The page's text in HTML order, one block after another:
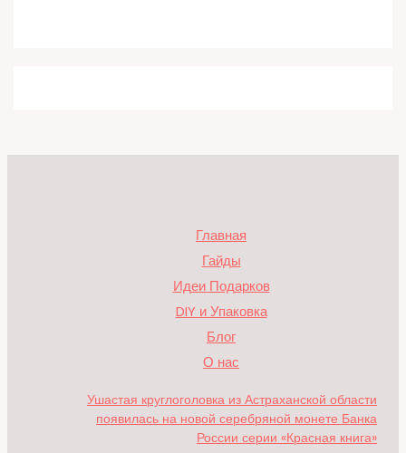
Главная
Гайды
Идеи Подарков
DIY и Упаковка
Блог
О нас
Ушастая круглоголовка из Астраханской области
появилась на новой серебряной монете Банка
России серии «Красная книга»